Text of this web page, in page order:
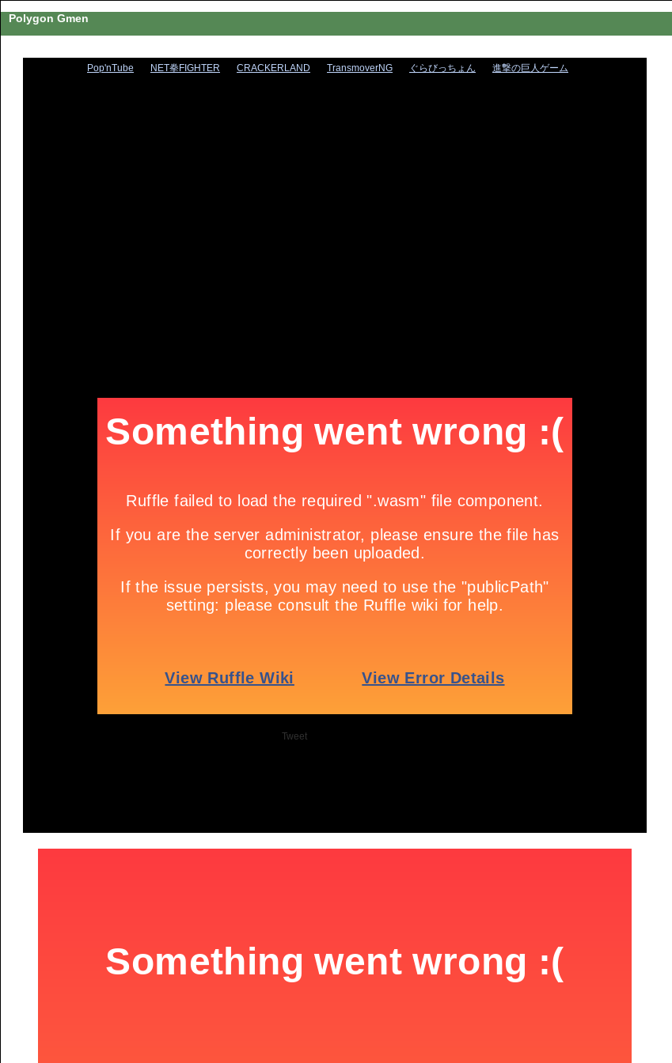
Polygon Gmen
Pop'nTube NET拳FIGHTER CRACKERLAND TransmoverNG ぐらびっちょん 進撃の巨人ゲーム
Tweet